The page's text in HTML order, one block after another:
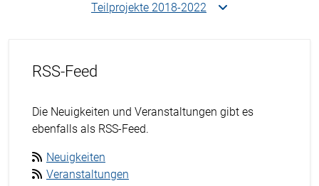
Teilprojekte 2018-2022
RSS-Feed
Die Neuigkeiten und Veranstaltungen gibt es
ebenfalls als RSS-Feed.
Neuigkeiten
Veranstaltungen